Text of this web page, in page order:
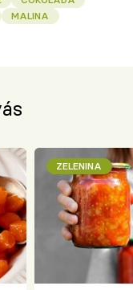
MALINA
ZELENINA